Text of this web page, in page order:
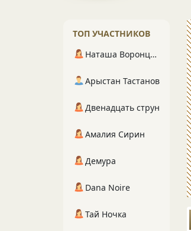
ТОП УЧАСТНИКОВ
Наташа Воронцова
Арыстан Тастанов
Двенадцать струн
Амалия Сирин
Демура
Dana Noire
Тай Ночка